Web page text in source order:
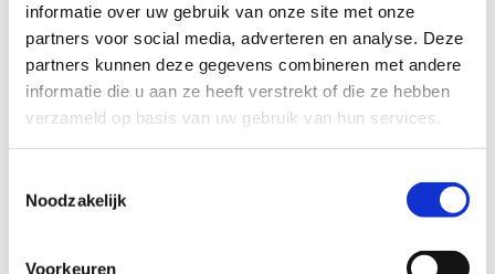
informatie over uw gebruik van onze site met onze
partners voor social media, adverteren en analyse. Deze
partners kunnen deze gegevens combineren met andere
informatie die u aan ze heeft verstrekt of die ze hebben
verzameld op basis van uw gebruik van hun services.
Noodzakelijk
Voorkeuren
Een dag vol informatie, inspiratie en verbinding:
Spreker: Ignace Schops, Belgische natuurbeschermer
en internationaal expert op het gebied van
biodiversiteit, klimaat en landschapszorg.
Paneldiscussie: Brabantse natuurorganisaties gaan in
Hoe activeren we het grote
publiek voor biodiversiteit?
In de middag kun je 2 inspirerende workshops